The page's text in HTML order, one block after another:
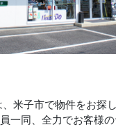
米子市で物件をお探
一同、全力でお客様